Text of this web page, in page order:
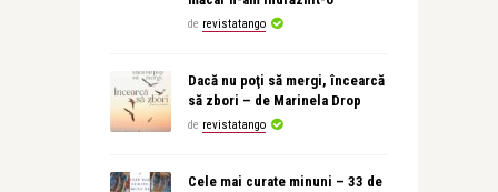
de revistatango
Dacă nu poţi să mergi, încearcă
să zbori – de Marinela Drop
de revistatango
Cele mai curate minuni – 33 de